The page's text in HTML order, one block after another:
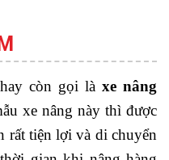
hay còn gọi làxe nâng
xe nâng này thì được
rất tiện lợi và di chuyển